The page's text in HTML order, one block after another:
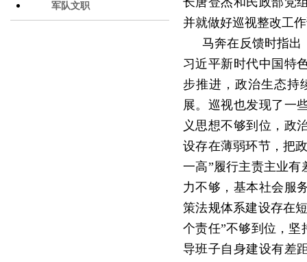
军队文职
并就做好巡视整改工
马奔在反馈时指出
习近平新时代中国特
步推进，政治生态持
展。巡视也发现了一
义思想不够到位，政
设存在薄弱环节，把
一高”履行主责主业
力不够，基本社会服
策法规体系建设存在
个责任”不够到位，
导班子自身建设有差